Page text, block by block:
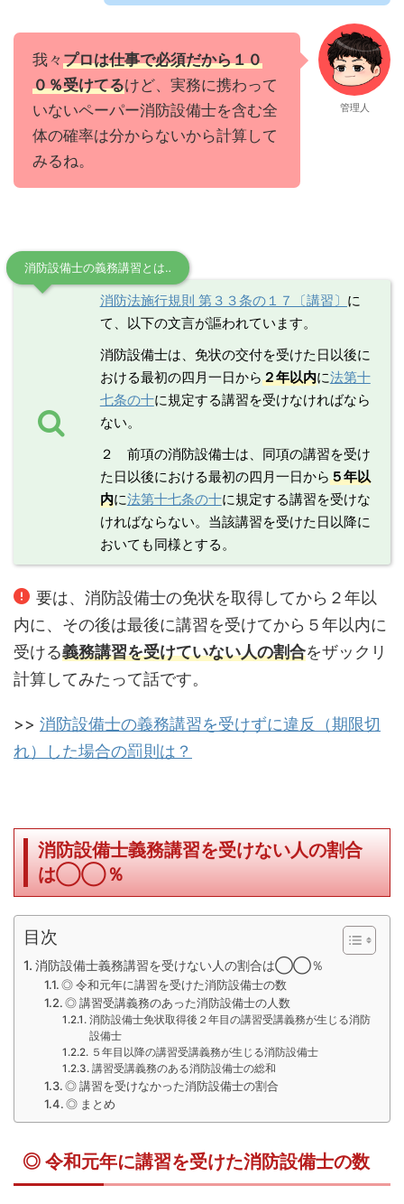
我々プロは仕事で必須だから１０
０％受けてるけど、実務に携わって
いないペーパー消防設備士を含む全
体の確率は分からないから計算して
みるね。
管理人
消防設備士の義務講習とは‥
消防法施行規則 第３３条の１７〔講習〕 に
て、以下の文言が謳われています。
消防設備士は、免状の交付を受けた日以後に
おける最初の四月一日から２年以内に法第十
七条の十に規定する講習を受けなければなら
ない。
２ 前項の消防設備士は、同項の講習を受け
た日以後における最初の四月一日から５年以
内に法第十七条の十に規定する講習を受けな
ければならない。当該講習を受けた日以降に
おいても同様とする。
要は、消防設備士の免状を取得してから２年以
内に、その後は最後に講習を受けてから５年以内に
受ける義務講習を受けていない人の割合をザックリ
計算してみたって話です。
>> 消防設備士の義務講習を受けずに違反（期限切
れ）した場合の罰則は？
消防設備士義務講習を受けない人の割合
は◯◯％
目次
消防設備士義務講習を受けない人の割合は◯◯％
◎ 令和元年に講習を受けた消防設備士の数
◎ 講習受講義務のあった消防設備士の人数
消防設備士免状取得後２年目の講習受講義務が生じる消防
設備士
５年目以降の講習受講義務が生じる消防設備士
講習受講義務のある消防設備士の総和
◎ 講習を受けなかった消防設備士の割合
◎ まとめ
◎ 令和元年に講習を受けた消防設備士の数